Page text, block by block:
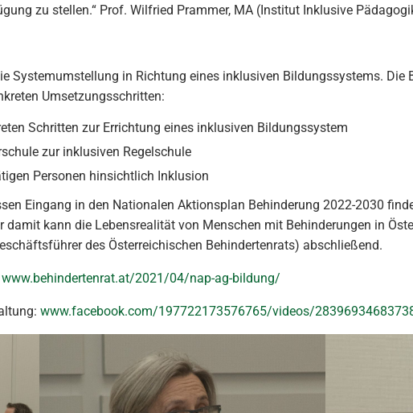
zu stellen.“ Prof. Wilfried Prammer, MA (Institut Inklusive
Systemumstellung in Richtung eines inklusiven Bildungssystems. Die
Umsetzungsschritten:
Schritten zur Errichtung eines inklusiven Bildungssystem
zur inklusiven Regelschule
Personen hinsichtlich Inklusion
Eingang in den Nationalen Aktionsplan Behinderung 2022-2030
kann die Lebensrealität von Menschen mit Behinderungen in
des Österreichischen Behindertenrats) abschließend.
www.behindertenrat.at/2021/04/nap-ag-bildung/
www.facebook.com/197722173576765/videos/